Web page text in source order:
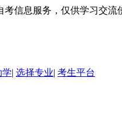
信息服务，仅供学习交流
学| 选择专业| 考生平台